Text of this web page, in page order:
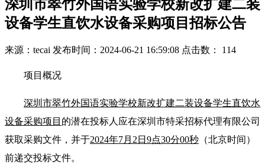
深圳市翠竹外国语实验学校新改扩建二装
设备学生直饮水设备采购项目招标公告
来源：tecai 发布时间：2024-06-21 16:59:08 点击数： 114
项目概况
深圳市翠竹外国语实验学校新改扩建二装设备学生直饮水
设备采购项目 的潜在投标人应在深圳市特采招标代理有限公司
获取采购文件，并于2024年7月 2 日 9点30分00秒 （北京时间）
前递交投标文件。